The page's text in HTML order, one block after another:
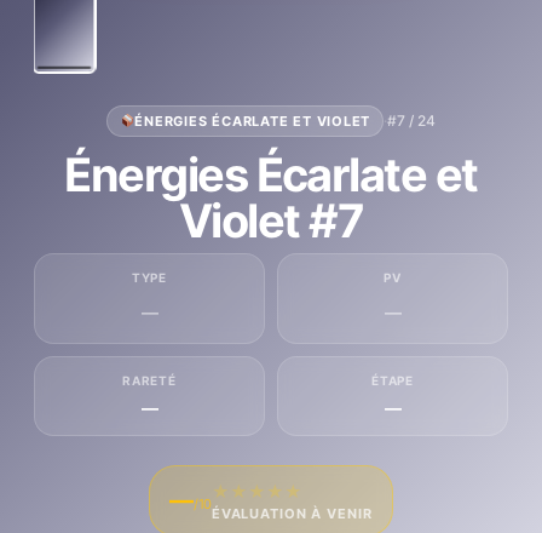
ÉNERGIES ÉCARLATE ET VIOLET ·#7 / 24
Énergies Écarlate et
Violet #7
TYPE
—
PV
—
RARETÉ
—
ÉTAPE
—
—/10
★ ★ ★ ★ ★
ÉVALUATION À VENIR